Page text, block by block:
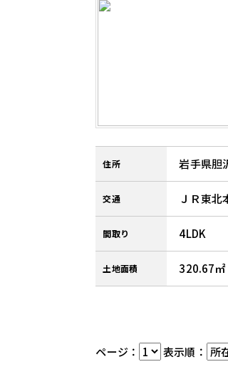
住所 岩手県胆
交通 ＪＲ東北
間取り 4LDK
土地面積 320.67
ページ： 表示順：